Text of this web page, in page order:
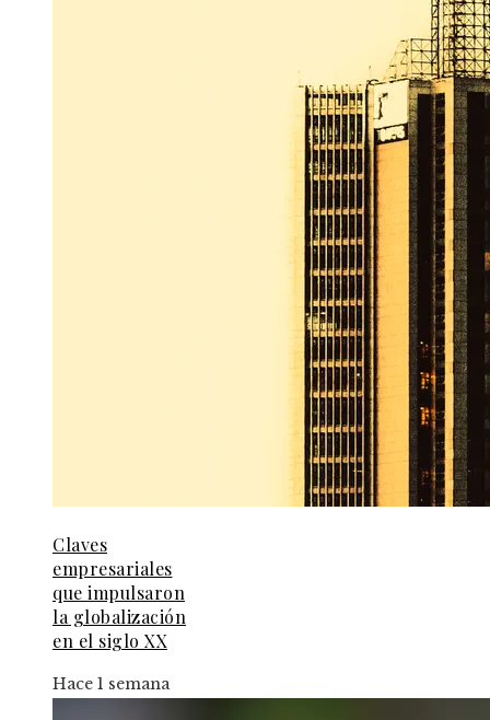
Claves
empresariales
que impulsaron
la globalización
en el siglo XX
Hace 1 semana